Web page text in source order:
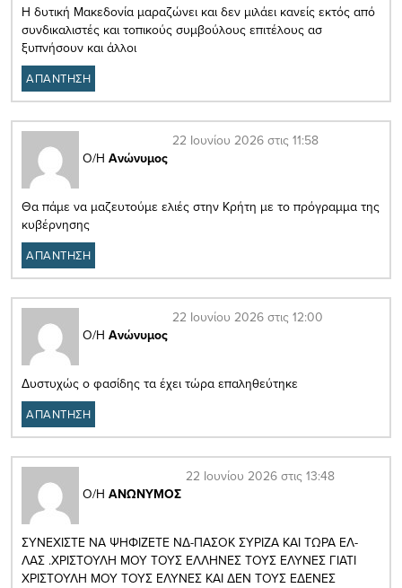
Η δυτική Μακεδονία μαραζώνει και δεν μιλάει κανείς εκτός από
συνδικαλιστές και τοπικούς συμβούλους επιτέλους ασ
ξυπνήσουν και άλλοι
ΑΠΑΝΤΗΣΗ
Ο/Η Ανώνυμος
22 Ιουνίου 2026 στις 11:58
Θα πάμε να μαζευτούμε ελιές στην Κρήτη με το πρόγραμμα της
κυβέρνησης
ΑΠΑΝΤΗΣΗ
Ο/Η Ανώνυμος
22 Ιουνίου 2026 στις 12:00
Δυστυχώς ο φασίδης τα έχει τώρα επαληθεύτηκε
ΑΠΑΝΤΗΣΗ
Ο/Η ΑΝΩΝΥΜΟΣ
22 Ιουνίου 2026 στις 13:48
ΣΥΝΕΧΙΣΤΕ ΝΑ ΨΗΦΙΖΕΤΕ ΝΔ-ΠΑΣΟΚ ΣΥΡΙΖΑ ΚΑΙ ΤΩΡΑ ΕΛ-
ΛΑΣ .ΧΡΙΣΤΟΥΛΗ ΜΟΥ ΤΟΥΣ ΕΛΛΗΝΕΣ ΤΟΥΣ ΕΛΥΝΕΣ ΓΙΑΤΙ
ΧΡΙΣΤΟΥΛΗ ΜΟΥ ΤΟΥΣ ΕΛΥΝΕΣ ΚΑΙ ΔΕΝ ΤΟΥΣ ΕΔΕΝΕΣ